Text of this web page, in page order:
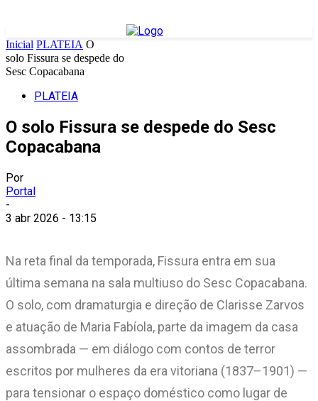
Inicial PLATEIA O
solo Fissura se despede do
Sesc Copacabana
PLATEIA
O solo Fissura se despede do Sesc
Copacabana
Por
Portal
-
3 abr 2026 - 13:15
Na reta final da temporada, Fissura entra em sua
última semana na sala multiuso do Sesc Copacabana.
O solo, com dramaturgia e direção de Clarisse Zarvos
e atuação de Maria Fabíola, parte da imagem da casa
assombrada — em diálogo com contos de terror
escritos por mulheres da era vitoriana (1837–1901) —
para tensionar o espaço doméstico como lugar de